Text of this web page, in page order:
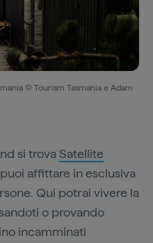
© Tourism Tasmania e Adam
si trovaSatellite
affittare in esclusiva
Qui potrai vivere la
o provando
incamminati